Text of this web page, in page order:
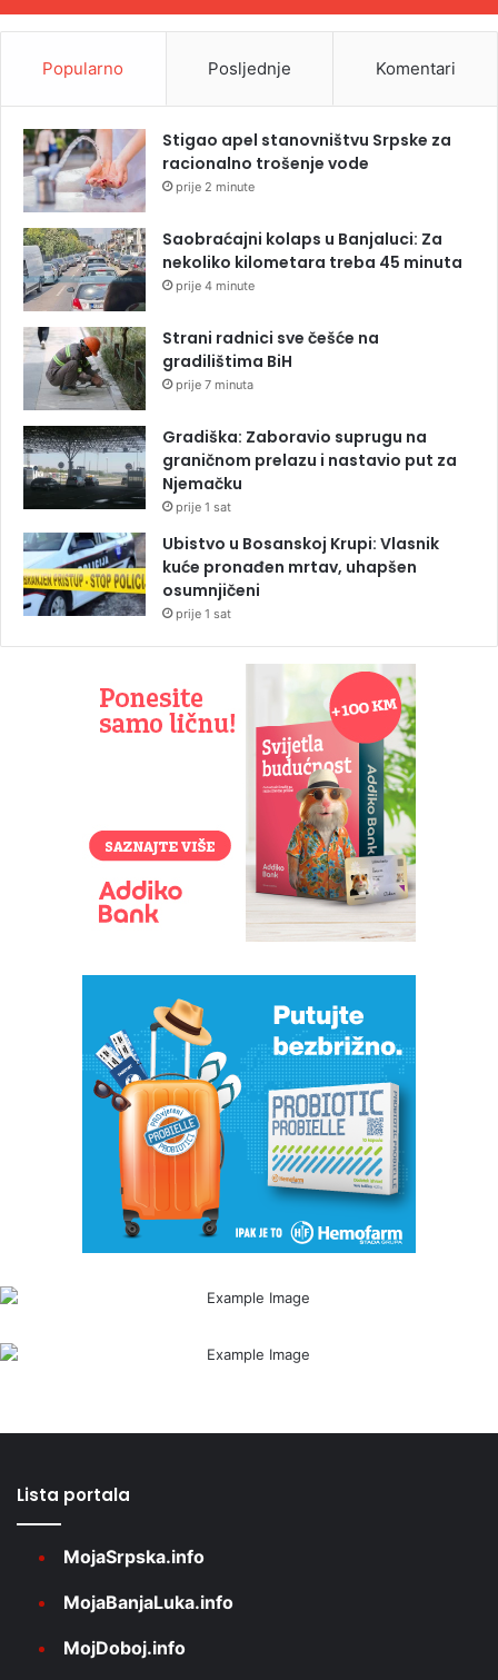
Popularno Posljednje Komentari
Stigao apel stanovništvu Srpske za
racionalno trošenje vode
prije 2 minute
Saobraćajni kolaps u Banjaluci: Za
nekoliko kilometara treba 45 minuta
prije 4 minute
Strani radnici sve češće na
gradilištima BiH
prije 7 minuta
Gradiška: Zaboravio suprugu na
graničnom prelazu i nastavio put za
Njemačku
prije 1 sat
Ubistvo u Bosanskoj Krupi: Vlasnik
kuće pronađen mrtav, uhapšen
osumnjičeni
prije 1 sat
Lista portala
MojaSrpska.info
MojaBanjaLuka.info
MojDoboj.info